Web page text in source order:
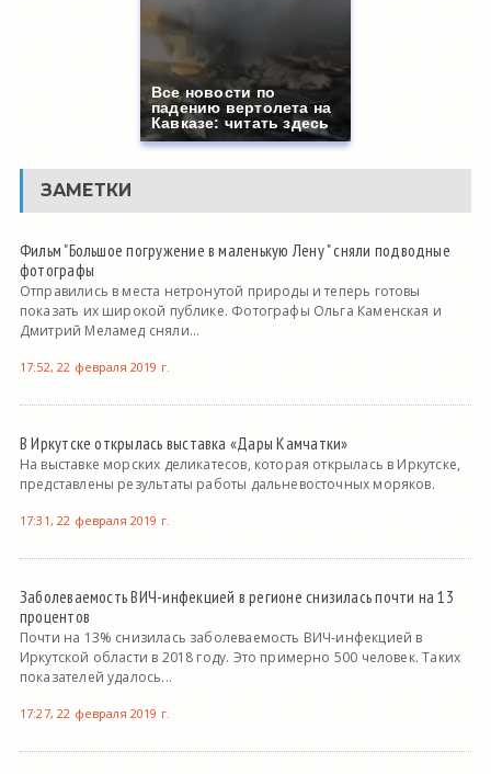
Все новости по
падению вертолета на
Кавказе: читать здесь
ЗАМЕТКИ
Фильм "Большое погружение в маленькую Лену " сняли подводные
фотографы
Отправились в места нетронутой природы и теперь готовы
показать их широкой публике. Фотографы Ольга Каменская и
Дмитрий Меламед сняли...
17:52, 22 февраля 2019 г.
В Иркутске открылась выставка «Дары Камчатки»
На выставке морских деликатесов, которая открылась в Иркутске,
представлены результаты работы дальневосточных моряков.
17:31, 22 февраля 2019 г.
Заболеваемость ВИЧ-инфекцией в регионе снизилась почти на 13
процентов
Почти на 13% снизилась заболеваемость ВИЧ-инфекцией в
Иркутской области в 2018 году. Это примерно 500 человек. Таких
показателей удалось...
17:27, 22 февраля 2019 г.